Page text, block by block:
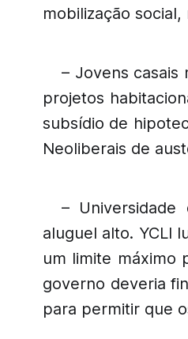
mobilização
– Jovens
projetos
subsídio de
Neoliberais de
–
aluguel alto. YCLI
um limite máximo
governo deveria
para permitir que